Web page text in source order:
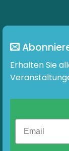
Erhalten Sie